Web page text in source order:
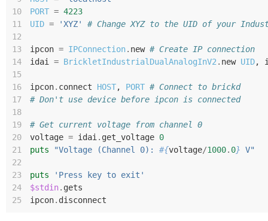
10
PORT = 4223
11
UID = 'XYZ'
# Change XYZ to the UID of your
12
13
ipcon = IPConnection. new # Create IP connection
14
idai = BrickletIndustrialDualAnalogInV2 . new UID,
15
16
ipcon. connect HOST, PORT # Connect to brickd
17
# Don't use device before ipcon is connected
18
19
# Get current voltage from channel 0
20
voltage = idai . get_voltage 0
21
puts "Voltage (Channel 0): #{voltage/1000. 0} V"
22
23
puts
'Press key to exit'
24
$stdin. gets
25
ipcon. disconnect